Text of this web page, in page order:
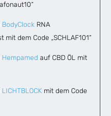
BodyClock RNA
dem Code „SCHLAF101“
Hempamed auf CBD ÖL mit
LICHTBLOCK mit dem Code